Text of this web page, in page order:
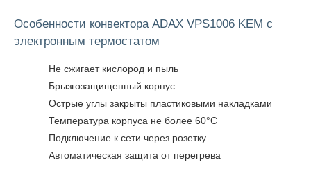
Особенности конвектора ADAX VPS1006 KEM с
электронным термостатом
Не сжигает кислород и пыль
Брызгозащищенный корпус
Острые углы закрыты пластиковыми накладками
Температура корпуса не более 60°C
Подключение к сети через розетку
Автоматическая защита от перегрева